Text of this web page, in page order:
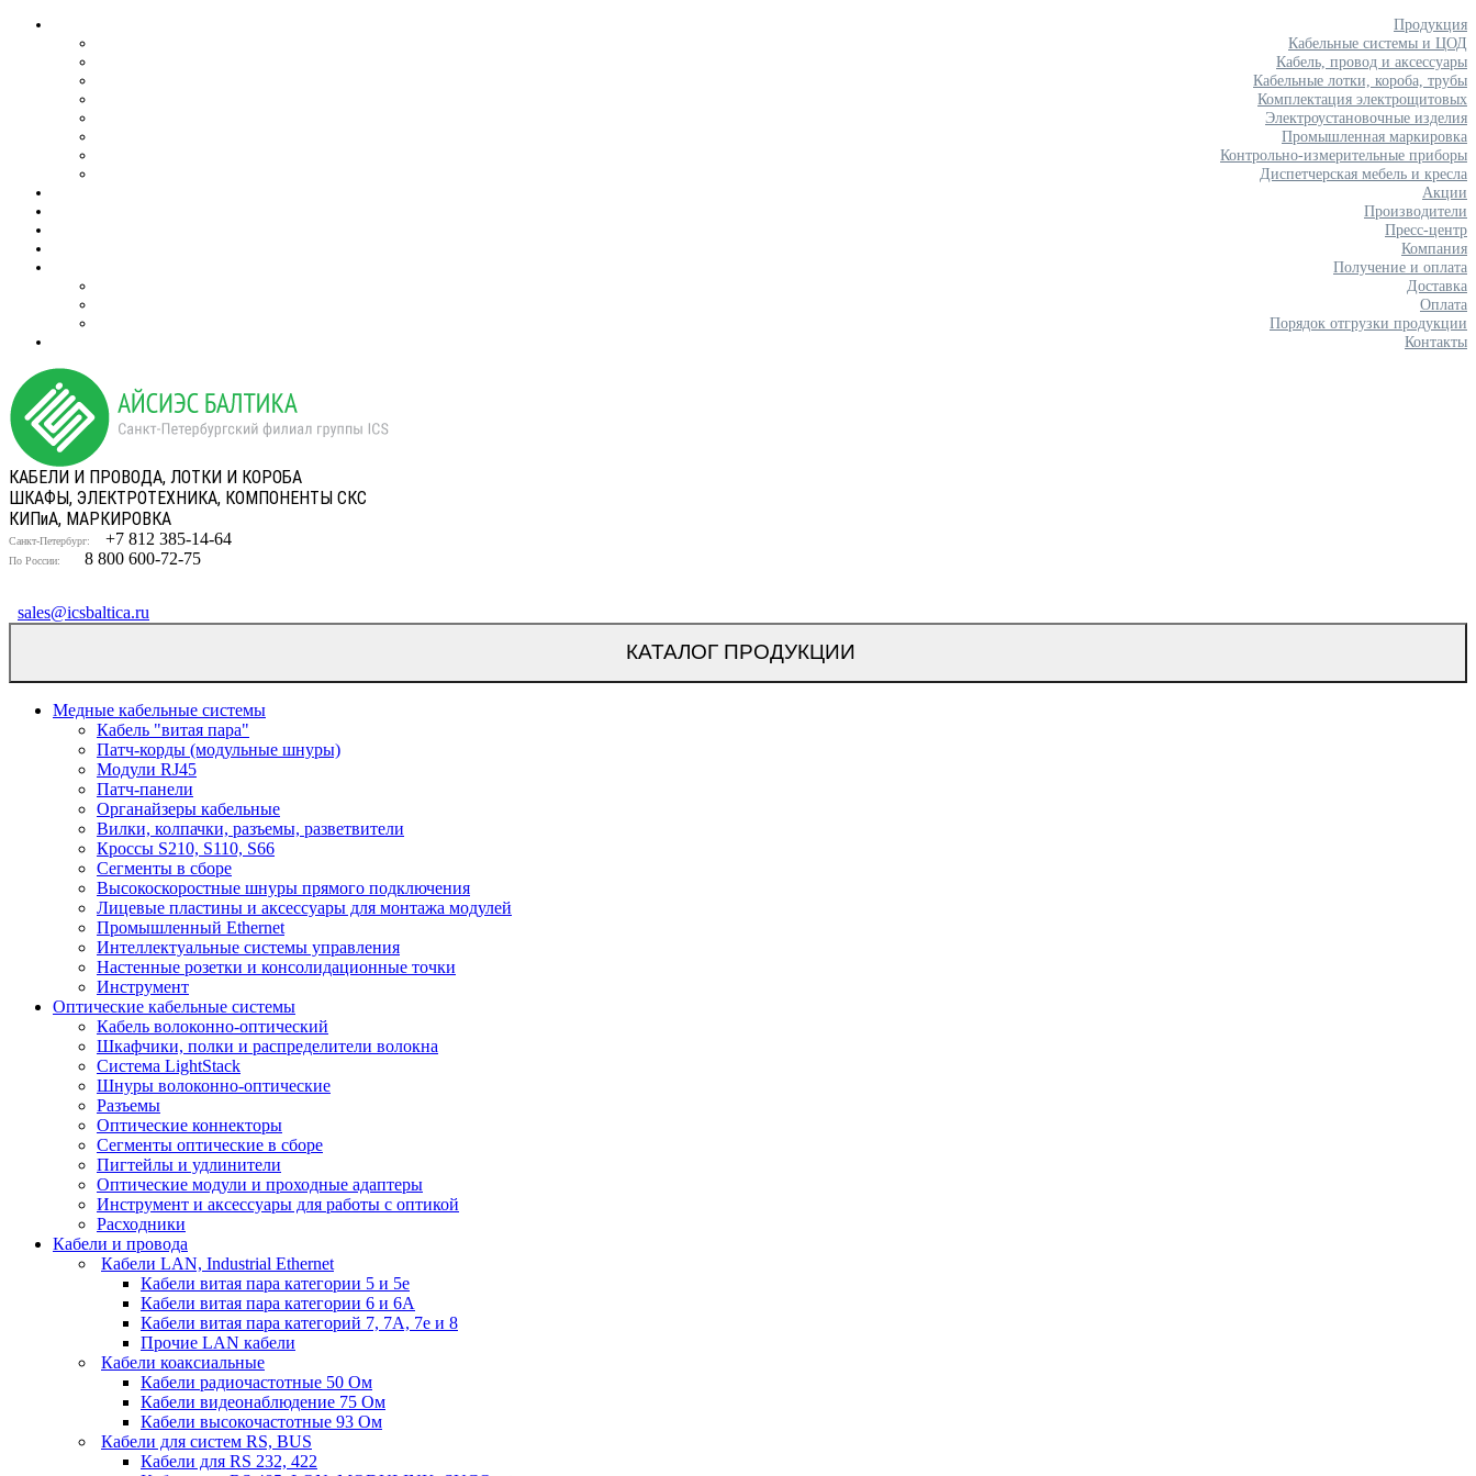
Продукция
Кабельные системы и ЦОД
Кабель, провод и аксессуары
Кабельные лотки, короба, трубы
Комплектация электрощитовых
Электроустановочные изделия
Промышленная маркировка
Контрольно-измерительные приборы
Диспетчерская мебель и кресла
Акции
Производители
Пресс-центр
Компания
Получение и оплата
Доставка
Оплата
Порядок отгрузки продукции
Контакты
КАБЕЛИ И ПРОВОДА, ЛОТКИ И КОРОБА
ШКАФЫ, ЭЛЕКТРОТЕХНИКА, КОМПОНЕНТЫ СКС
КИПиА, МАРКИРОВКА
Санкт-Петербург: +7 812 385-14-64
По России: 8 800 600-72-75
sales@icsbaltica.ru
КАТАЛОГ ПРОДУКЦИИ
Медные кабельные системы
Кабель "витая пара"
Патч-корды (модульные шнуры)
Модули RJ45
Патч-панели
Органайзеры кабельные
Вилки, колпачки, разъемы, разветвители
Кроссы S210, S110, S66
Сегменты в сборе
Высокоскоростные шнуры прямого подключения
Лицевые пластины и аксессуары для монтажа модулей
Промышленный Ethernet
Интеллектуальные системы управления
Настенные розетки и консолидационные точки
Инструмент
Оптические кабельные системы
Кабель волоконно-оптический
Шкафчики, полки и распределители волокна
Система LightStack
Шнуры волоконно-оптические
Разъемы
Оптические коннекторы
Сегменты оптические в сборе
Пигтейлы и удлинители
Оптические модули и проходные адаптеры
Инструмент и аксессуары для работы с оптикой
Расходники
Кабели и провода
Кабели LAN, Industrial Ethernet
Кабели витая пара категории 5 и 5е
Кабели витая пара категории 6 и 6A
Кабели витая пара категорий 7, 7А, 7е и 8
Прочие LAN кабели
Кабели коаксиальные
Кабели радиочастотные 50 Ом
Кабели видеонаблюдение 75 Ом
Кабели высокочастотные 93 Ом
Кабели для систем RS, BUS
Кабели для RS 232, 422